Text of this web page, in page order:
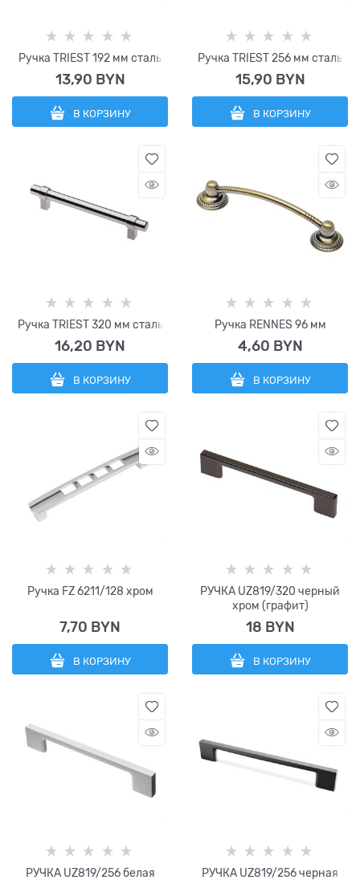
Ручка TRIEST 192 мм сталь
13,90 BYN
В КОРЗИНУ
Ручка TRIEST 256 мм сталь
15,90 BYN
В КОРЗИНУ
Ручка TRIEST 320 мм сталь
16,20 BYN
В КОРЗИНУ
Ручка RENNES 96 мм
4,60 BYN
В КОРЗИНУ
Ручка FZ 6211/128 хром
7,70 BYN
В КОРЗИНУ
РУЧКА UZ819/320 черный
хром (графит)
18 BYN
В КОРЗИНУ
РУЧКА UZ819/256 белая РУЧКА UZ819/256 черная